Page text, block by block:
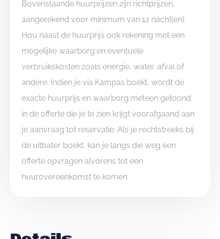
Bovenstaande huurprijzen zijn richtprijzen,
aangerekend voor minimum van 12 nacht(en).
Hou naast de huurprijs ook rekening met een
mogelijke waarborg en eventuele
verbruikskosten zoals energie, water, afval of
andere. Indien je via Kampas boekt, wordt de
exacte huurprijs en waarborg meteen getoond
in de offerte die je te zien krijgt voorafgaand aan
je aanvraag tot reservatie. Als je rechtstreeks bij
de uitbater boekt, kan je langs die weg een
offerte opvragen alvorens tot een
huurovereenkomst te komen.